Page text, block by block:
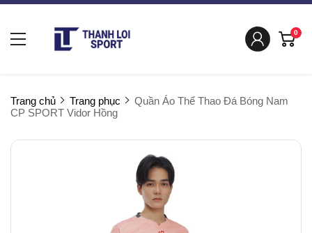
0
Trang chủ Trang phục
Quần Áo Thể Thao Đá Bóng Nam
CP SPORT Vidor Hồng